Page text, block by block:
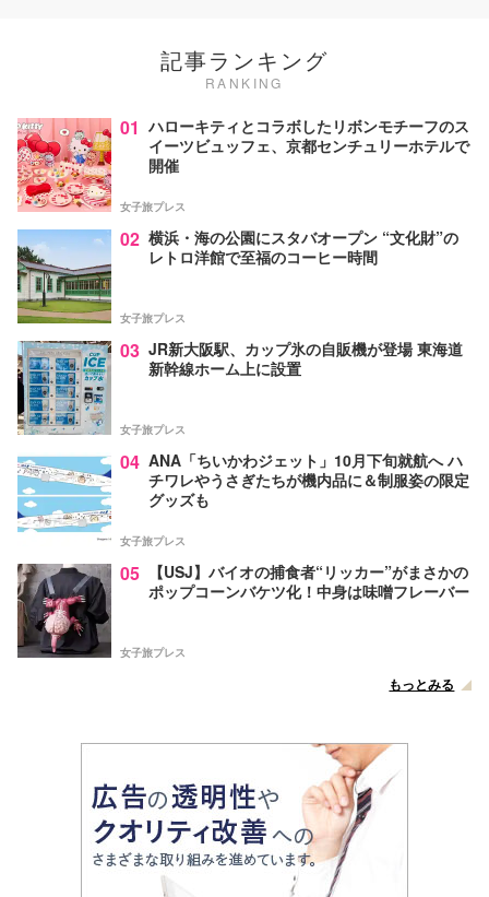
記事ランキング
RANKING
01 ハローキティとコラボしたリボンモチーフのス
イーツビュッフェ、京都センチュリーホテルで
開催
女子旅プレス
02 横浜・海の公園にスタバオープン “文化財”の
レトロ洋館で至福のコーヒー時間
女子旅プレス
03 JR新大阪駅、カップ氷の自販機が登場 東海道
新幹線ホーム上に設置
女子旅プレス
04 ANA「ちいかわジェット」10月下旬就航へ ハ
チワレやうさぎたちが機内品に＆制服姿の限定
グッズも
女子旅プレス
05
【USJ】バイオの捕食者“リッカー”がまさかの
ポップコーンバケツ化！中身は味噌フレーバー
女子旅プレス
もっとみる